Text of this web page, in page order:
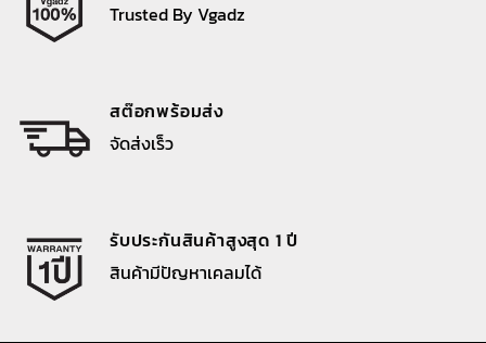
Trusted By Vgadz
สต๊อกพร้อมส่ง
จัดส่งเร็ว
รับประกันสินค้าสูงสุด 1 ปี
สินค้ามีปัญหาเคลมได้